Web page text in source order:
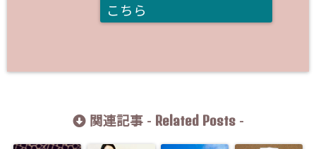
こちら
関連記事 - Related Posts-